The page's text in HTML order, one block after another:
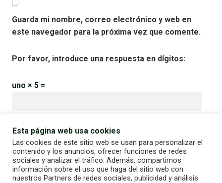
Guarda mi nombre, correo electrónico y web en
este navegador para la próxima vez que comente.
Por favor, introduce una respuesta en dígitos:
uno × 5 =
Esta página web usa cookies
Las cookies de este sitio web se usan para personalizar el
contenido y los anuncios, ofrecer funciones de redes
sociales y analizar el tráfico. Además, compartimos
información sobre el uso que haga del sitio web con
nuestros Partners de redes sociales, publicidad y análisis